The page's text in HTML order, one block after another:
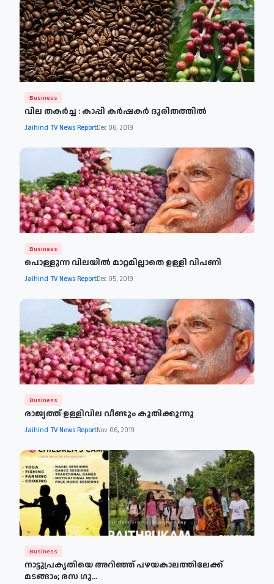
Business
വില തകർച്ച : കാപ്പി കർഷകർ ദുരിതത്തിൽ
Jaihind TV News ReportDec 06, 2019
Business
പൊള്ളുന്ന വിലയിൽ മാറ്റമില്ലാതെ ഉള്ളി വിപണി
Jaihind TV News ReportDec 05, 2019
Business
രാജ്യത്ത് ഉള്ളിവില വീണ്ടും കുതിക്കുന്നു
Jaihind TV News ReportNov 06, 2019
Business
നാട്ടുപ്രകൃതിയെ അറിഞ്ഞ് പഴയകാലത്തിലേക്ക്
മടങ്ങാം; രസ ഗു...